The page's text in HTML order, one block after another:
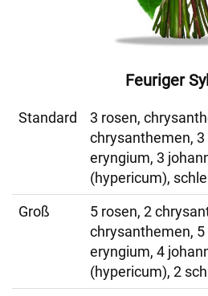
Feuriger
Standard
3 rosen,
chrysanthemen,
eryngium, 3
(hypericum),
Groß
5 rosen, 2
chrysanthemen,
eryngium, 4
(hypericum), 2